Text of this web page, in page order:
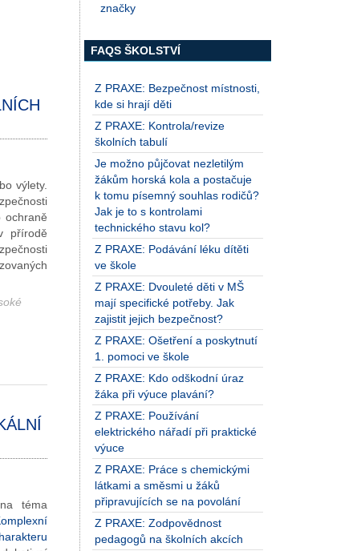
výlety.
přírodě
téma
značky
FAQS ŠKOLSTVÍ
Z PRAXE: Bezpečnost místnosti,
kde si hrají děti
Z PRAXE: Kontrola/revize
školních tabulí
Je možno půjčovat nezletilým
žákům horská kola a postačuje
k tomu písemný souhlas rodičů?
Jak je to s kontrolami
technického stavu kol?
Z PRAXE: Podávání léku dítěti
ve škole
Z PRAXE: Dvouleté děti v MŠ
mají specifické potřeby. Jak
zajistit jejich bezpečnost?
Z PRAXE: Ošetření a poskytnutí
1. pomoci ve škole
Z PRAXE: Kdo odškodní úraz
žáka při výuce plavání?
Z PRAXE: Používání
elektrického nářadí při praktické
výuce
Z PRAXE: Práce s chemickými
látkami a směsmi u žáků
připravujících se na povolání
Z PRAXE: Zodpovědnost
pedagogů na školních akcích